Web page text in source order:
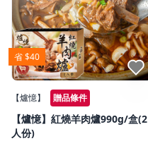
省 $40
點我收藏
【爐憶】 贈品條件
【爐憶】紅燒羊肉爐990g/盒(2
人份)